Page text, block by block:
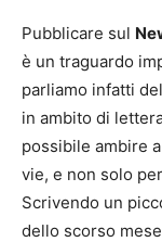
Pubblicare sul
è un traguardo
parliamo infatti
in ambito di
possibile ambire
vie, e non solo
Scrivendo un
dello scorso